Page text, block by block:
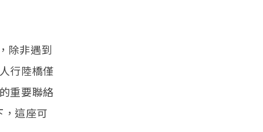
除非遇到
行陸橋僅
重要聯絡
這座可